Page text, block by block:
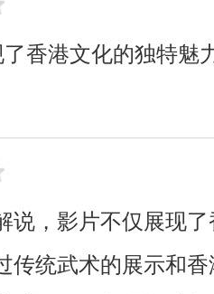
香港文化的独特魅
说，影片不仅展现
传统武术的展示和